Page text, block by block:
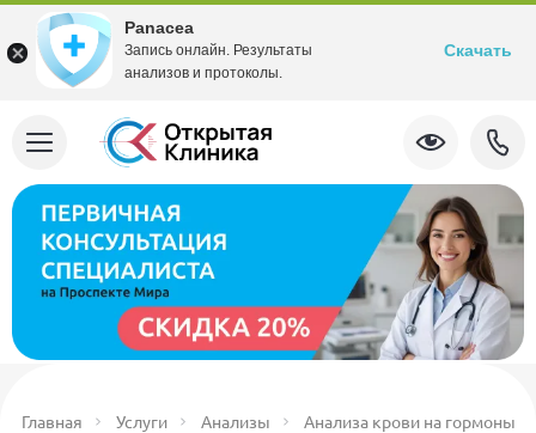
Главная Услуги Анализы Анализа крови на гормоны
Panacea
Запись онлайн. Результаты
анализов и протоколы.
Скачать